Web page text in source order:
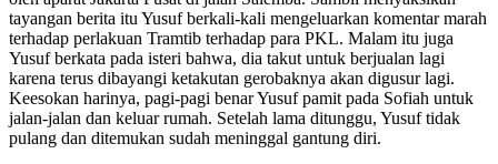
tayangan berita itu Yusuf berkali-kali mengeluarkan komentar marah
terhadap perlakuan Tramtib terhadap para PKL. Malam itu juga
Yusuf berkata pada isteri bahwa, dia takut untuk berjualan lagi
karena terus dibayangi ketakutan gerobaknya akan digusur lagi.
Keesokan harinya, pagi-pagi benar Yusuf pamit pada Sofiah untuk
jalan-jalan dan keluar rumah. Setelah lama ditunggu, Yusuf tidak
pulang dan ditemukan sudah meninggal gantung diri.